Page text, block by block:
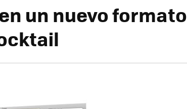
un nuevo formato